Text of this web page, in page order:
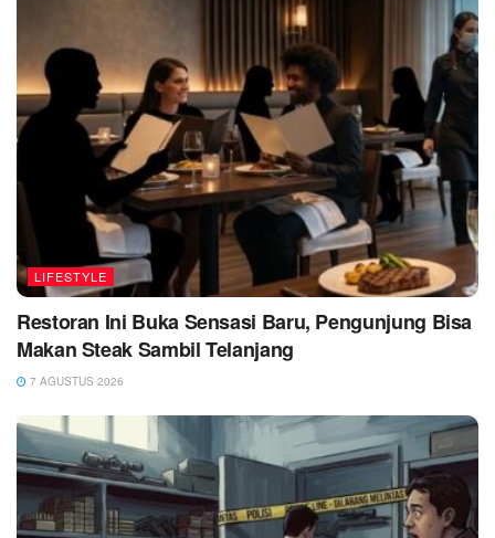
LIFESTYLE
Restoran Ini Buka Sensasi Baru, Pengunjung Bisa
Makan Steak Sambil Telanjang
7 AGUSTUS 2026